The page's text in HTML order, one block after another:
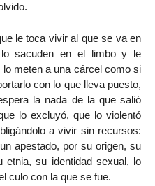
le toca vivir al que se va en
sacuden en el limbo y le
meten a una cárcel como si
con lo que lleva puesto,
la nada de la que salió
lo excluyó, que lo violentó
a vivir sin recursos:
apestado, por su origen, su
etnia, su identidad sexual, lo
culo con la que se fue.